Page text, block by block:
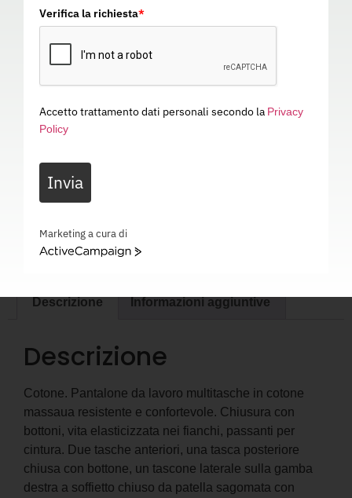
PANTALONE NEW
GERMANIA
PANTALONE NEW GERMANIA – EN ISO 13688 – 03A005
Descrizione Informazioni aggiuntive
Descrizione
Cotone. Pantalone da lavoro multitasche in cotone
massaua resistente e confortevole. Chiusura con
bottoni, vita elasticizzata nei fianchi, passanti per
cintura. Due tasche anteriori, una tasca posteriore
chiusa con bottone, un tascone laterale sulla gamba
destra a soffietto chiuso da patella sagomata con
Verifica la richiesta*
Accetto trattamento dati personali secondo la Privacy
Policy
Invia
Marketing a cura di
ActiveCampaign